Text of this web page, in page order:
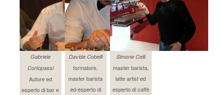
Gabriele
Cortopassi
Autore ed
esperto di bar e
Davide Cobelli
formatore,
master barista
ed esperto di
Simone Celli
master barista,
latte artist ed
esperto di caffè